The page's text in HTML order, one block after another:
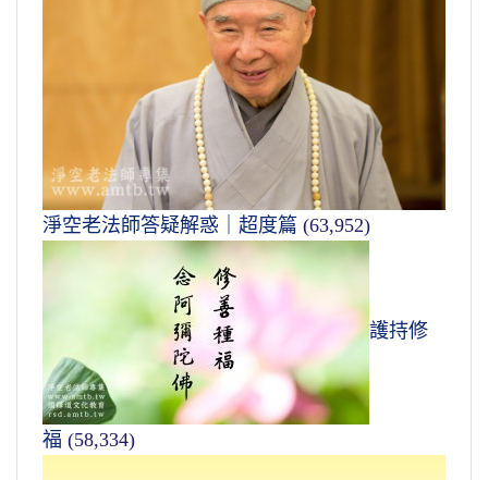
淨空老法師答疑解惑｜超度篇 (63,952)
護持修
福 (58,334)